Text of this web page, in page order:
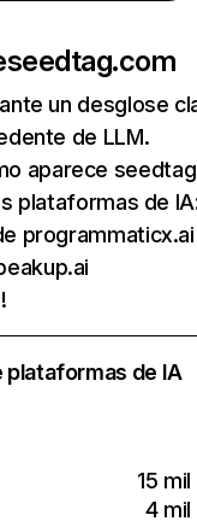
seedtag.com
un desglose
de LLM.
aparece
plataformas de
programmaticx.ai
de IA
15 mil
4 mil